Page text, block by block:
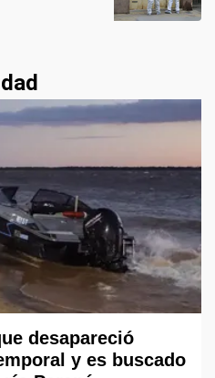
desapareció
y es buscado